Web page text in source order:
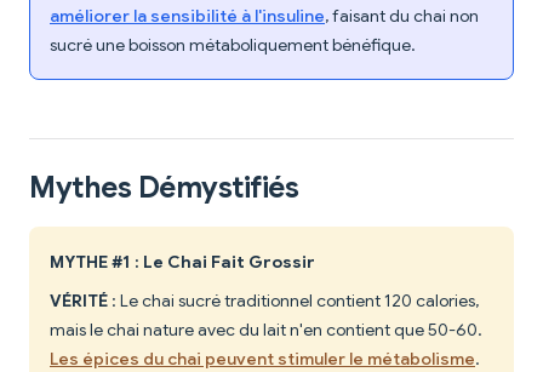
améliorer la sensibilité à l'insuline, faisant du chai non
sucré une boisson métaboliquement bénéfique.
Mythes Démystifiés
MYTHE #1 : Le Chai Fait Grossir
VÉRITÉ : Le chai sucré traditionnel contient 120 calories,
mais le chai nature avec du lait n'en contient que 50-60.
Les épices du chai peuvent stimuler le métabolisme.